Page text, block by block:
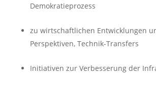
Demokratieprozess
zu wirtschaftlichen Entwicklungen
Perspektiven, Technik-Transfers
Initiativen zur Verbesserung der